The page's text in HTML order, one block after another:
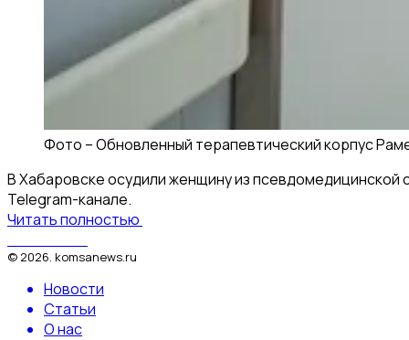
Фото –Обновленный терапевтический корпус
В Хабаровске осудили женщину из псевдомедицинской
Telegram-канале.
Читать полностью
© 2026 komsanews.ru
Новости
Статьи
О нас